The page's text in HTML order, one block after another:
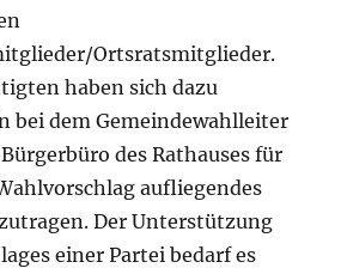
Ortsratsmitglieder.
haben sich dazu
bei dem Gemeindewahlleiter
des Rathauses für
aufliegendes
Der Unterstützung
einer Partei bedarf es